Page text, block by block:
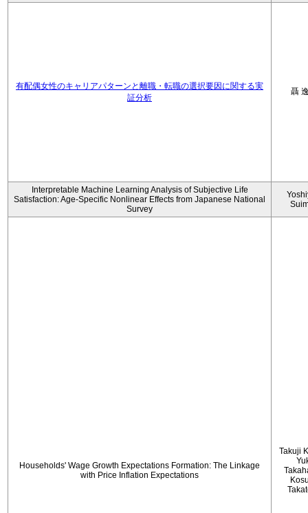
有配偶女性のキャリアパターンと離職・転職の選択要因に関する実
証分析
聶
Interpretable Machine Learning Analysis of Subjective Life
Satisfaction: Age-Specific Nonlinear Effects from Japanese National
Survey
Households' Wage Growth Expectations Formation: The Linkage
with Price Inflation Expectations
Takuji